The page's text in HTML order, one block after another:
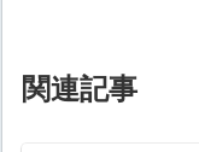
関連記事